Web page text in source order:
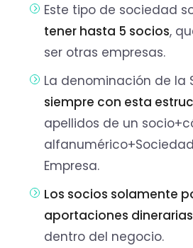
Este tipo de sociedad
tener hasta 5 socios,
ser otras empresas.
La denominación de la
siempre con esta
apellidos de un
Empresa.
Los socios solamente
aportaciones dinerarias
dentro del negocio.